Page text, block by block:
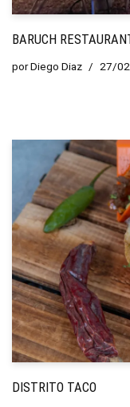
BARUCH
porDiego Diaz 27/
DISTRITO TACO